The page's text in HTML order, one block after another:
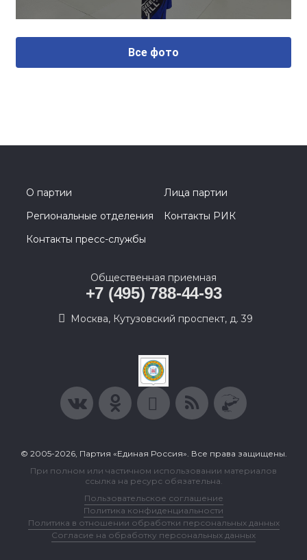
Все фото
О партии
Лица партии
Региональные отделения
Контакты РИК
Контакты пресс-службы
Общественная приемная
+7 (495) 788-44-93
Москва, Кутузовский проспект, д. 39
© 2005-2026, Партия «Единая Россия». Все права защищены.
При полном или частичном использовании материалов
ссылка на ресурс обязательна.
Пользовательское соглашение
Политика конфиденциальности
Политика в отношении обработки персональных данных
Согласие на обработку персональных данных